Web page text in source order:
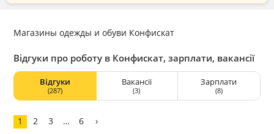
Магазины одежды и обуви Конфискат
Відгуки про роботу в Конфискат, зарплати, вакансії
Відгуки
(287)
Вакансії
(3)
Зарплати
(8)
1 2 3 … 6 ›